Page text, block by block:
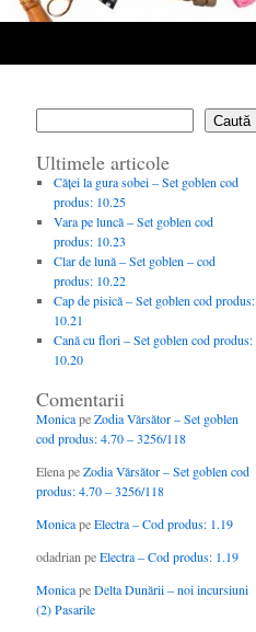
Caută
Ultimele articole
Căţei la gura sobei – Set goblen cod
produs: 10.25
Vara pe luncă – Set goblen cod
produs: 10.23
Clar de lună – Set goblen – cod
produs: 10.22
Cap de pisică – Set goblen cod produs:
10.21
Cană cu flori – Set goblen cod produs:
10.20
Comentarii
MonicapeZodia Vărsător – Set goblen
cod produs: 4.70 – 3256/118
ElenapeZodia Vărsător – Set goblen cod
produs: 4.70 – 3256/118
MonicapeElectra – Cod produs: 1.19
odadrian peElectra – Cod produs: 1.19
MonicapeDelta Dunării – noi incursiuni
(2) Pasarile